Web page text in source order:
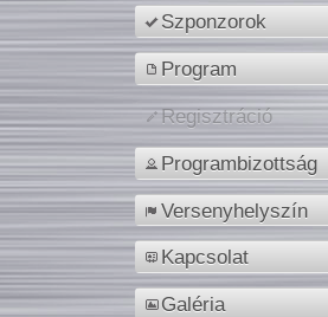
Szponzorok
Program
Regisztráció
Programbizottság
Versenyhelyszín
Kapcsolat
Galéria